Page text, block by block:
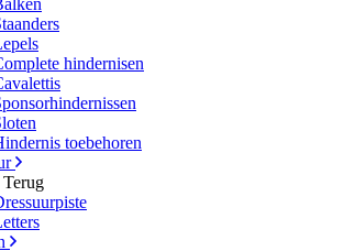
hindernisen
toebehoren
Terug